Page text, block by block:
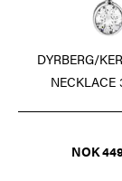
DYRBERG/
NECKLACE
NOK